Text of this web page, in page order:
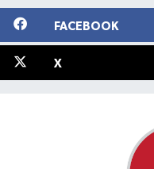
FACEBOOK
X